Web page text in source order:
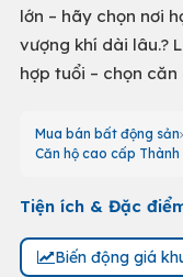
lớn – hãy chọn nơi
vượng khí dài lâu.?
hợp tuổi – chọn căn
Mua bán bất động sản
Căn hộ cao cấp Thành
Tiện ích & Đặc
Biến động giá